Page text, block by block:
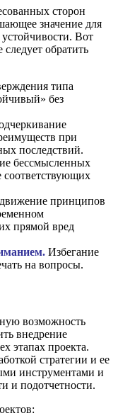
сторон
значение для
Вот
обратить
типа
без
при
последствий.
бессмысленных
соответствующих
принципов
прямой вред
Избегание
на вопросы.
возможность
внедрение
этапах проекта.
стратегии и ее
инструментами и
и подотчетности.